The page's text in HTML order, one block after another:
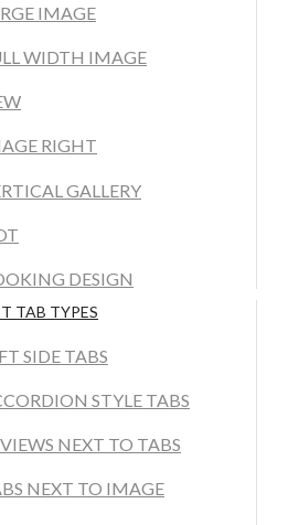
IMAGE
WIDTH IMAGE
RIGHT
GALLERY
DESIGN
TAB TYPES
SIDE TABS
STYLE TABS
NEXT TO TABS
NEXT TO IMAGE